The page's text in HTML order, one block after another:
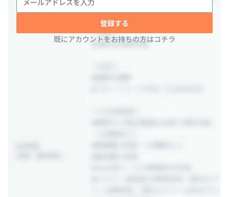
登録する
既にアカウントをお持ちの方はコチラ
育休取得実績あり）
＜保険＞
各種社会保険完備